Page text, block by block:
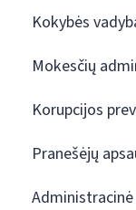
Kokybės
Mokesčių
Korupcijos
Pranešėjų